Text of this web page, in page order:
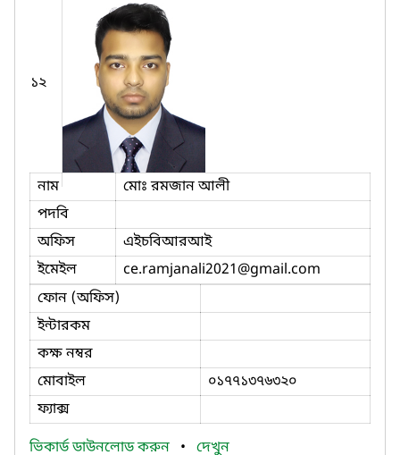
১২
নাম
মোঃ রমজান আলী
পদবি
অফিস
এইচবিআরআই
ইমেইল
ce.ramjanali2021@gmail.com
ফোন (অফিস)
ইন্টারকম
কক্ষ নম্বর
মোবাইল
০১৭৭১৩৭৬৩২০
ফ্যাক্স
ভিকার্ড ডাউনলোড করুন • দেখুন